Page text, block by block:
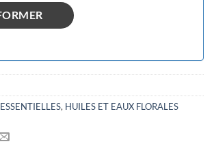
, HUILES ET EAUX FLORALES